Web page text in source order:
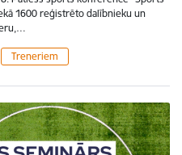
1600 reģistrēto dalībnieku un
Treneriem